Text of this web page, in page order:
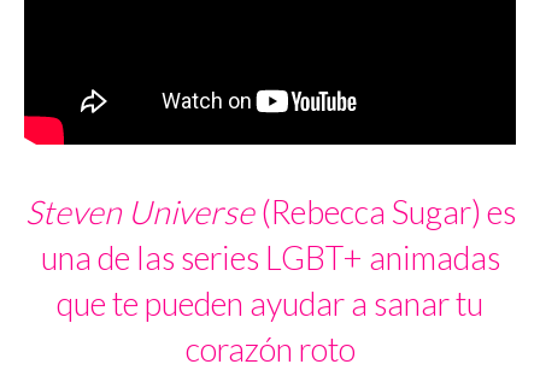
Steven Universe(Rebecca Sugar) es
una de las series LGBT+ animadas
que te pueden ayudar a sanar tu
corazón roto